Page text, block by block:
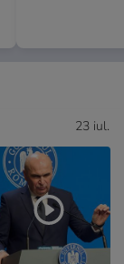
23 iul.